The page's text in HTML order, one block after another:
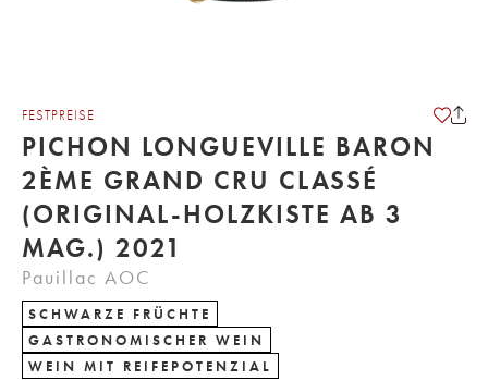
FESTPREISE
PICHON LONGUEVILLE BARON
2ÈME GRAND CRU CLASSÉ
(ORIGINAL-HOLZKISTE AB 3
MAG.) 2021
Pauillac AOC
SCHWARZE FRÜCHTE
GASTRONOMISCHER WEIN
WEIN MIT REIFEPOTENZIAL